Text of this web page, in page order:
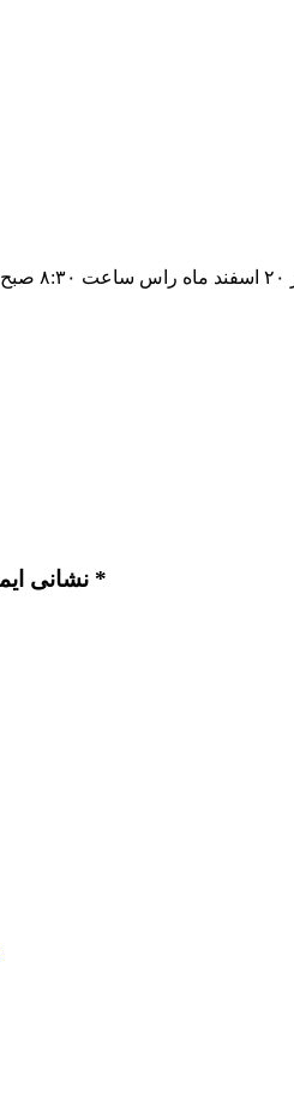
نشانی ایمیل شما منتشر نخواهد شد. بخش‌های موردنیاز علامت‌گذاری شده‌اند *